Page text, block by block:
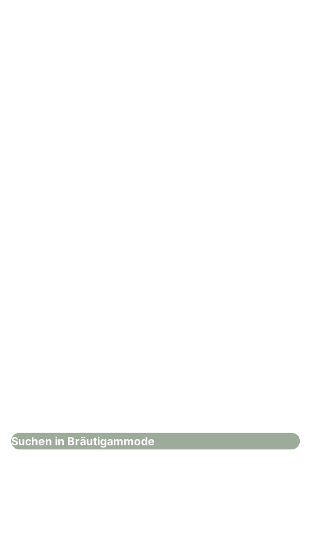
Suchen in Bräutigammode